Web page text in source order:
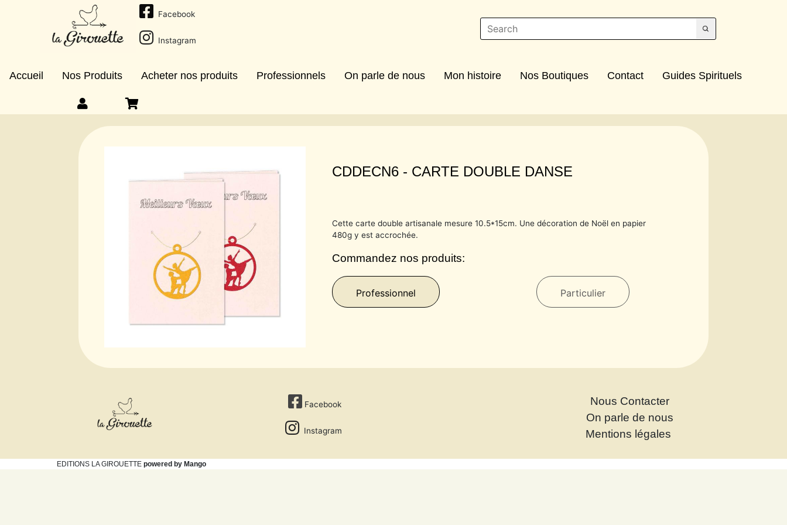
Facebook
Instagram
Accueil Nos Produits Acheter nos produits Professionnels On parle de nous Mon histoire Nos Boutiques Contact Guides Spirituels
CDDECN6 - CARTE DOUBLE DANSE
Cette carte double artisanale mesure 10.5*15cm. Une décoration de Noël en papier
480g y est accrochée.
Commandez nos produits:
Professionnel Particulier
Facebook
Instagram
Nous Contacter
On parle de nous
Mentions légales
EDITIONS LA GIROUETTE powered by Mango